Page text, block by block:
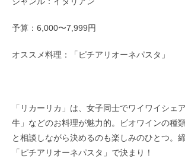
予算：6,000〜7,999円
オススメ料理：「ピチアリオーネパスタ」
「リカーリカ」は、女子同士でワイワイシェ
牛」などのお料理が魅力的。ビオワインの種
と相談しながら決めるのも楽しみのひとつ。
「ピチアリオーネパスタ」で決まり！